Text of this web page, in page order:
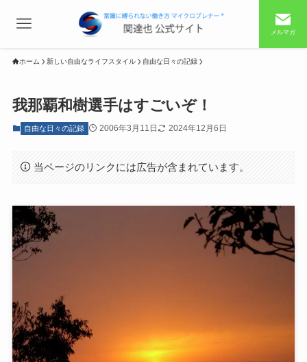
メルマガ
ホーム 新しい自由なライフスタイル 自由な日々の記録
我那覇和樹選手はすごいぞ！
自由な日々の記録 2006年3月11日 2024年12月6日
当ページのリンクには広告が含まれています。